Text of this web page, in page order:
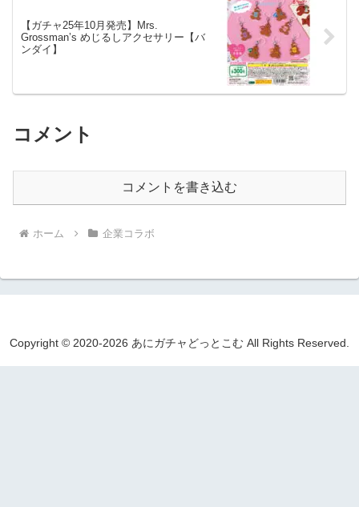
【ガチャ25年10月発売】Mrs.
Grossman’s めじるしアクセサリー【バ
ンダイ】
コメント
コメントを書き込む
ホーム 企業コラボ
Copyright © 2020-2026 あにガチャどっとこむ All Rights Reserved.